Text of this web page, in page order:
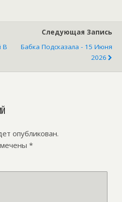
В
Следующая Запись
Бабка Подсказала - 15 Июня
2026
опубликован.
*